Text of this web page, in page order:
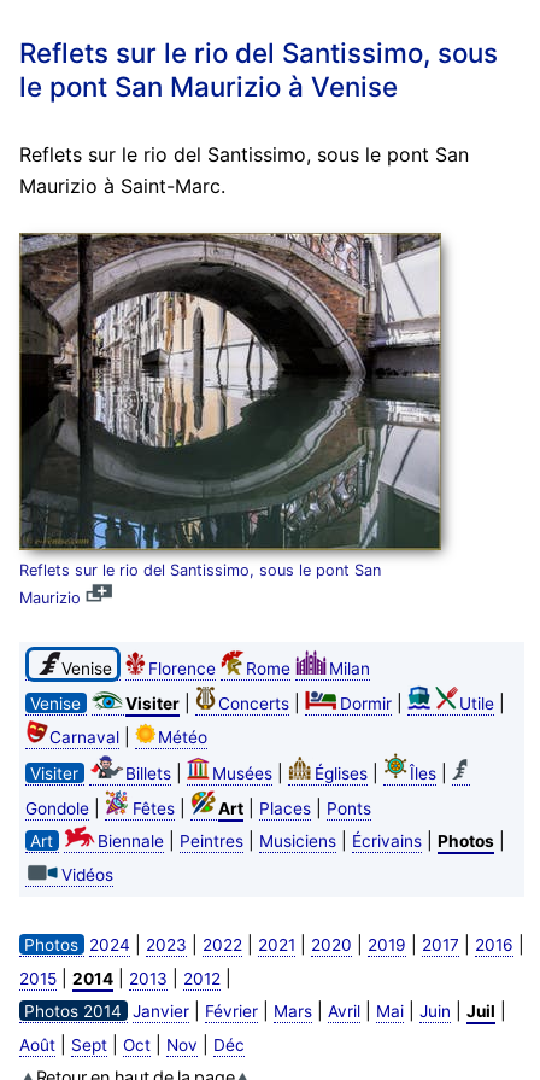
Reflets sur le rio del Santissimo, sous
le pont San Maurizio à Venise
Reflets sur le rio del Santissimo, sous le pont San
Maurizio à Saint-Marc.
Reflets sur le rio del Santissimo, sous le pont San
Maurizio
Venise Florence Rome
Milan
Venise
Visiter| Concerts| Dormir| Utile|
Carnaval|
Météo
Visiter
Billets| Musées| Églises| Îles|
Gondole| Fêtes| Art| Places|
Ponts
Art
Biennale| Peintres| Musiciens| Écrivains| Photos|
Vidéos
Photos 2024 2023 2022 2021 2020 2019 2017 2016
2015| 2014| 2013 2012
Photos 2014 Janvier| Février| Mars| Avril| Mai| Juin Juil
Août| Sept| Oct| Nov Déc